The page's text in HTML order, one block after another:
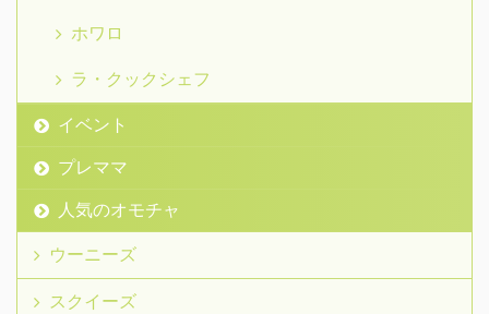
ホワロ
ラ・クックシェフ
イベント
プレママ
人気のオモチャ
ウーニーズ
スクイーズ